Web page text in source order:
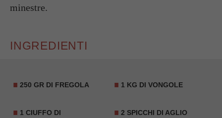
minestre.
INGREDIENTI
250 GR DI FREGOLA 1 KG DI VONGOLE
1 CIUFFO DI
2 SPICCHI DI AGLIO